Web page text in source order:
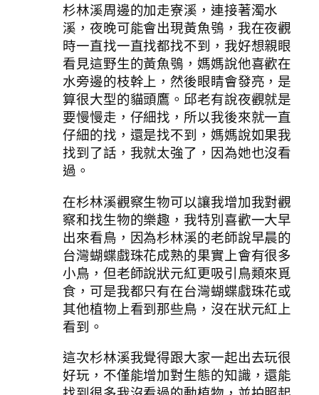
杉林溪周邊的加走寮溪，連接著濁水
溪，夜晚可能會出現黃魚鴞，我在夜觀
時一直找一直找都找不到，我好想親眼
看見這野生的黃魚鴞，媽媽說他喜歡在
水旁邊的枝幹上，然後眼睛會發亮，是
算很大型的貓頭鷹。邱老有說夜觀就是
要慢慢走，仔細找，所以我後來就一直
仔細的找，還是找不到，媽媽說如果我
找到了話，我就太強了，因為她也沒看
過。
在杉林溪觀察生物可以讓我增加我對觀
察和找生物的樂趣，我特別喜歡一大早
出來看鳥，因為杉林溪的老師說早晨的
台灣蝴蝶戲珠花成熟的果實上會有很多
小鳥，但老師說狀元紅更吸引鳥類來覓
食，可是我都只有在台灣蝴蝶戲珠花或
其他植物上看到那些鳥，沒在狀元紅上
看到。
這次杉林溪我覺得跟大家一起出去玩很
好玩，不僅能增加對生態的知識，還能